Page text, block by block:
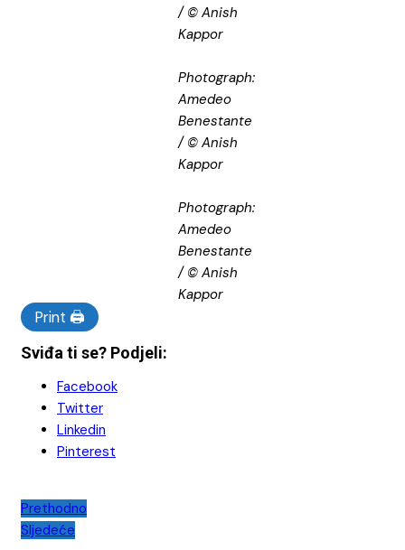
/ © Anish
Kappor
Photograph:
Amedeo
Benestante
/ © Anish
Kappor
Photograph:
Amedeo
Benestante
/ © Anish
Kappor
Print 🖨
Sviđa ti se? Podjeli:
Facebook
Twitter
Linkedin
Pinterest
Navigacija
Prethodno
Sljedeće